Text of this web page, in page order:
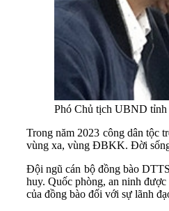
Phó Chủ tịch UBND
Trong năm 2023 công dân tộc
vùng xa, vùng ĐBKK. Đời sống
Đội ngũ cán bộ đồng bào
huy. Quốc phòng, an ninh
của đồng bào đối với sự lãnh